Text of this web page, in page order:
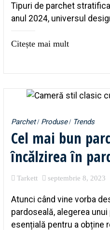
Tipuri de parchet
anul 2024, universul
Citește mai mult
Parchet Produse Trends
Cel mai bun
încălzirea în
Tarkett septembrie 8, 2023
Atunci când vine vorba
pardoseală, alegerea
esențială pentru a obține